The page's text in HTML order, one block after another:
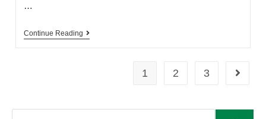
…
Continue Reading
1 2 3